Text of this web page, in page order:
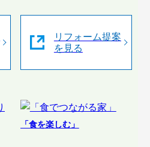
リフォーム提案
を見る
「食を楽しむ」